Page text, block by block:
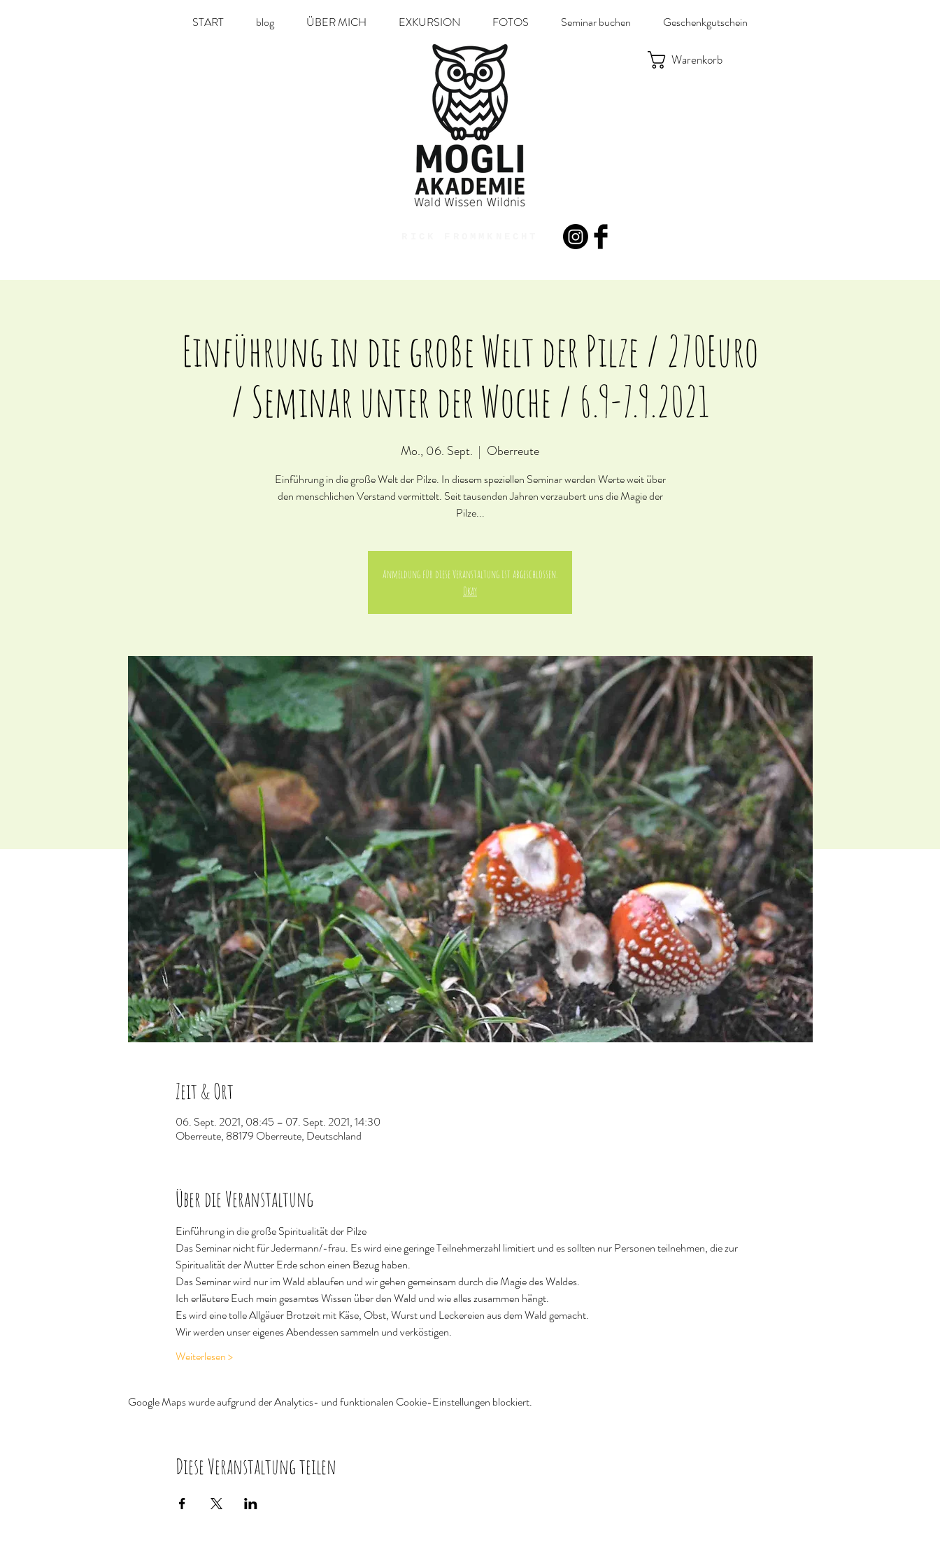
START blog ÜBER MICH EXKURSION FOTOS Seminar buchen Geschenkgutschein
Warenkorb
Einführung in die große Welt der Pilze / 270Euro
/ Seminar unter der Woche / 6.9-7.9.2021
Mo., 06. Sept.
  |
Oberreute
Einführung in die große Welt der Pilze. In diesem speziellen Seminar werden Werte weit über
den menschlichen Verstand vermittelt. Seit tausenden Jahren verzaubert uns die Magie der
Pilze...
Anmeldung für diese Veranstaltung ist abgeschlossen.
Okay
Zeit & Ort
06. Sept. 2021, 08:45 – 07. Sept. 2021, 14:30
Oberreute, 88179 Oberreute, Deutschland
Über die Veranstaltung
Einführung in die große Spiritualität der Pilze
Das Seminar nicht für Jedermann/-frau. Es wird eine geringe Teilnehmerzahl limitiert und es sollten nur Personen teilnehmen, die zur
Spiritualität der Mutter Erde schon einen Bezug haben.
Das Seminar wird nur im Wald ablaufen und wir gehen gemeinsam durch die Magie des Waldes.
Ich erläutere Euch mein gesamtes Wissen über den Wald und wie alles zusammen hängt.
Es wird eine tolle Allgäuer Brotzeit mit Käse, Obst, Wurst und Leckereien aus dem Wald gemacht.
Wir werden unser eigenes Abendessen sammeln und verköstigen.
Weiterlesen >
Google Maps wurde aufgrund der Analytics- und funktionalen Cookie-Einstellungen blockiert.
Diese Veranstaltung teilen